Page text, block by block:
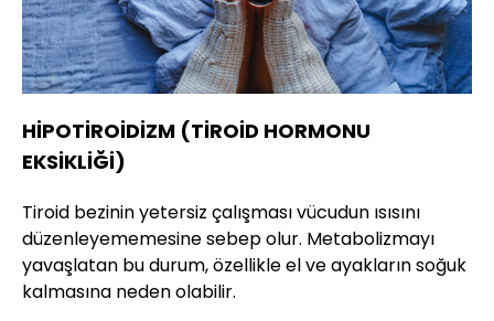
HİPOTİROİDİZM (TİROİD HORMONU
EKSİKLİĞİ)
Tiroid bezinin yetersiz çalışması vücudun ısısını
düzenleyememesine sebep olur. Metabolizmayı
yavaşlatan bu durum, özellikle el ve ayakların soğuk
kalmasına neden olabilir.